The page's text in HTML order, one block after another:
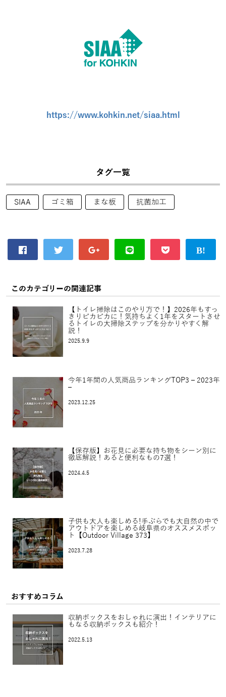
https://www.kohkin.net/siaa.html
タグ一覧
SIAA ゴミ箱 まな板 抗菌加工
このカテゴリーの関連記事
【トイレ掃除はこのやり方で！】2026年もすっ
きりピカピカに！気持ちよく1年をスタートさせ
るトイレの大掃除ステップを分かりやすく解
説！
2025.9.9
今年1年間の人気商品ランキングTOP3 – 2023年
–
2023.12.25
【保存版】お花見に必要な持ち物をシーン別に
徹底解説！あると便利なもの7選！
2024.4.5
子供も大人も楽しめる!手ぶらでも大自然の中で
アウトドアを楽しめる岐阜県のオススメスポッ
ト【Outdoor Village 373】
2023.7.28
おすすめコラム
収納ボックスをおしゃれに演出！インテリアに
もなる収納ボックスも紹介！
2022.5.13